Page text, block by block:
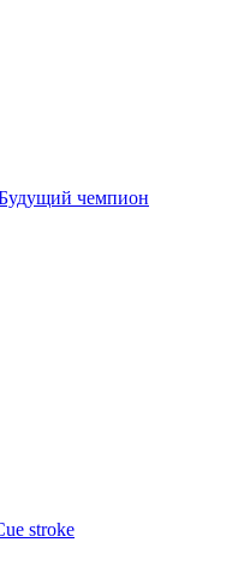
чемпион
stroke